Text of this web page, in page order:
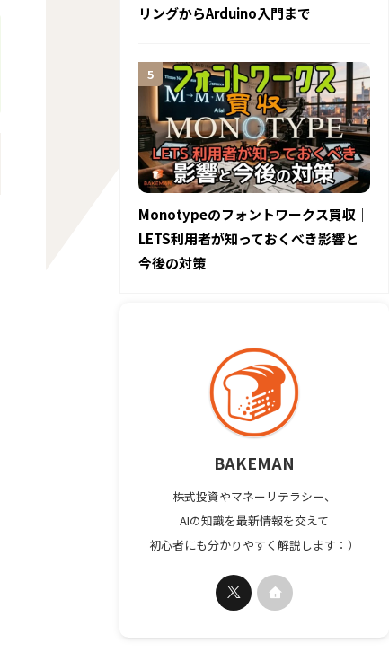
リングからArduino入門まで
Monotypeのフォントワークス買収｜
LETS利用者が知っておくべき影響と
今後の対策
BAKEMAN
株式投資やマネーリテラシー、
AIの知識を最新情報を交えて
初心者にも分かりやすく解説します：）